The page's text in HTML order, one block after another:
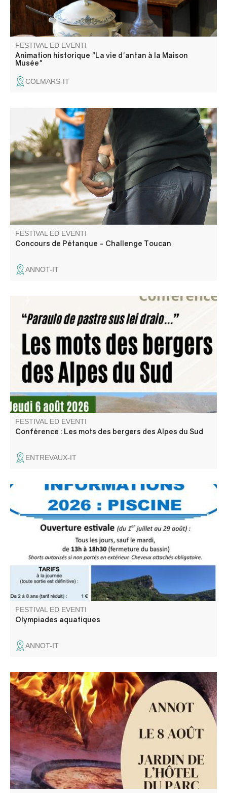
FESTIVAL ED EVENTI
Animation historique "La vie d'antan à la Maison
Musée"
COLMARS-IT
Concorso organizzato dal Comitato delle feste.
FESTIVAL ED EVENTI
Concours de Pétanque - Challenge Toucan
ANNOT-IT
"Paraulo de pastre sus lei draio", une conférence sur le
vocabulaire spécifique des bergers par Jean-Luc
Domenge, président de l'association Petra Castellana.
FESTIVAL ED EVENTI
Conférence : Les mots des bergers des Alpes du Sud
ENTREVAUX-IT
La piscine d'Annot organise des olympiades aquatiques
pour les enfants (jusqu'à 16 ans).
FESTIVAL ED EVENTI
Olympiades aquatiques
ANNOT-IT
L'association de la Défense du Patrimoine Culturel
d'Annot propose une soirée dégustation de la
traditionnelle socca, cuite au feu de bois.